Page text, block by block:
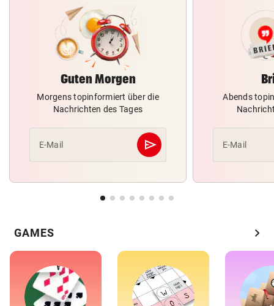
Guten Morgen
Morgens topinformiert über die
Nachrichten des Tages
E-Mail send
Abschicken
Abends
E-Mail
GAMES chevron_right